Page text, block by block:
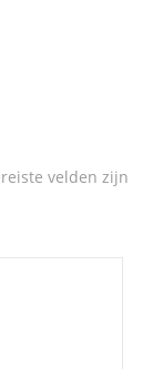
velden zijn